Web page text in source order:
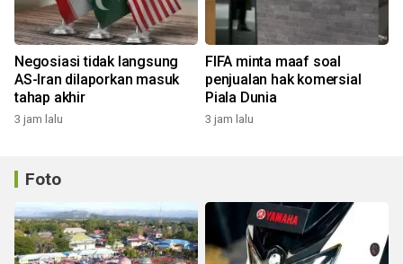
Negosiasi tidak langsung
AS-Iran dilaporkan masuk
tahap akhir
3 jam lalu
FIFA minta maaf soal
penjualan hak komersial
Piala Dunia
3 jam lalu
Foto